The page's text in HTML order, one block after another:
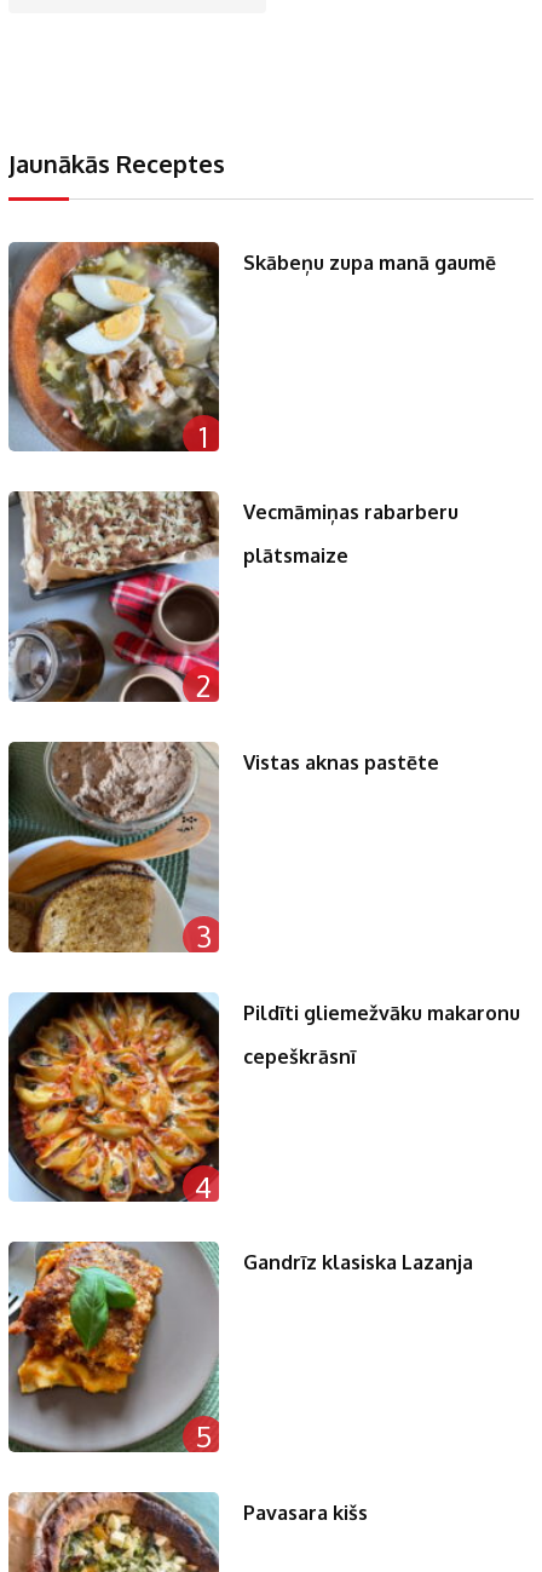
Jaunākās Receptes
1
Skābeņu zupa manā gaumē
2
Vecmāmiņas rabarberu
plātsmaize
3
Vistas aknas pastēte
4
Pildīti gliemežvāku makaronu
cepeškrāsnī
5
Gandrīz klasiska Lazanja
Pavasara kišs